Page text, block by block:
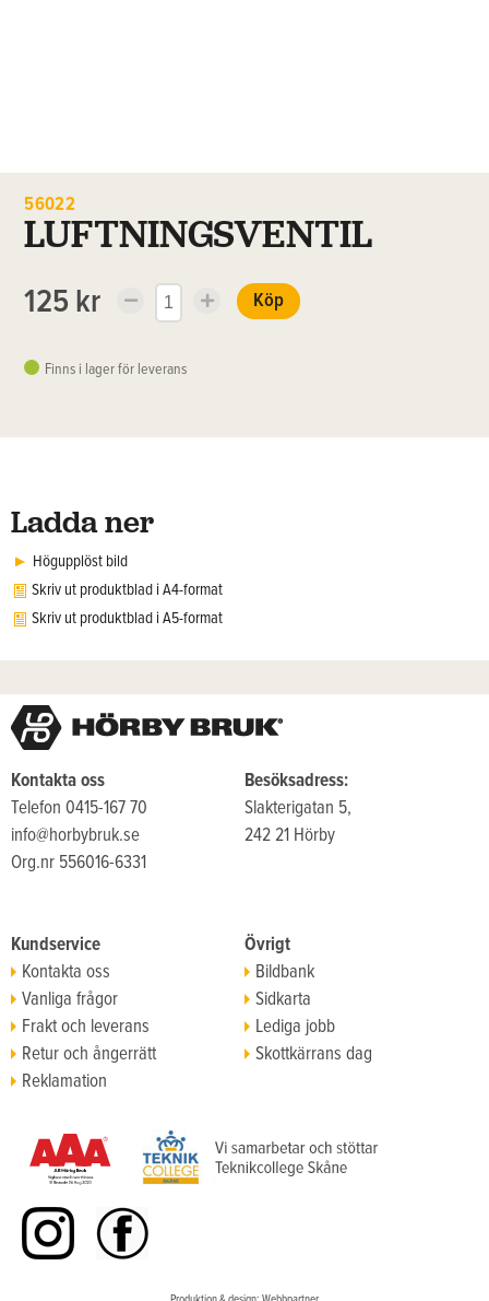
56022
LUFTNINGSVENTIL
125 kr Köp
Finns i lager för leverans
Ladda ner
Högupplöst bild
Skriv ut produktblad i A4-format
Skriv ut produktblad i A5-format
Kontakta oss
Telefon 0415-167 70
info@horbybruk.se
Org.nr 556016-6331
Besöksadress:
Slakterigatan 5,
242 21 Hörby
Kundservice
Kontakta oss
Vanliga frågor
Frakt och leverans
Retur och ångerrätt
Reklamation
Övrigt
Bildbank
Sidkarta
Lediga jobb
Skottkärrans dag